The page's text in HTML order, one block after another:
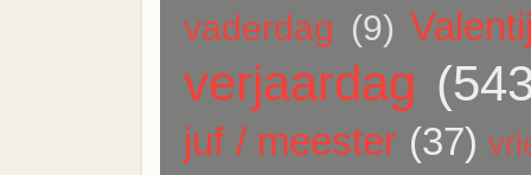
vaderdag (9)
verjaardag
juf / meester (37)